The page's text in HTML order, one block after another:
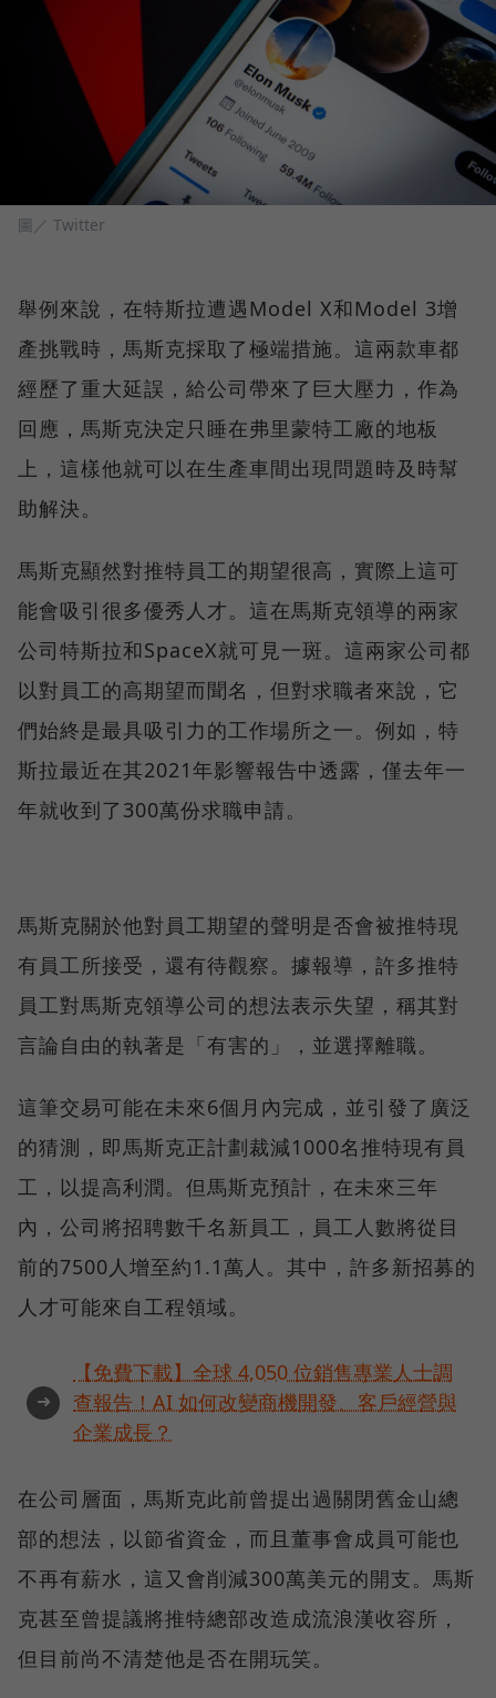
圖／ Twitter
舉例來說，在特斯拉遭遇Model X和Model 3增
產挑戰時，馬斯克採取了極端措施。這兩款車都
經歷了重大延誤，給公司帶來了巨大壓力，作為
回應，馬斯克決定只睡在弗里蒙特工廠的地板
上，這樣他就可以在生產車間出現問題時及時幫
助解決。
馬斯克顯然對推特員工的期望很高，實際上這可
能會吸引很多優秀人才。這在馬斯克領導的兩家
公司特斯拉和SpaceX就可見一斑。這兩家公司都
以對員工的高期望而聞名，但對求職者來說，它
們始終是最具吸引力的工作場所之一。例如，特
斯拉最近在其2021年影響報告中透露，僅去年一
年就收到了300萬份求職申請。
馬斯克關於他對員工期望的聲明是否會被推特現
有員工所接受，還有待觀察。據報導，許多推特
員工對馬斯克領導公司的想法表示失望，稱其對
言論自由的執著是「有害的」，並選擇離職。
這筆交易可能在未來6個月內完成，並引發了廣泛
的猜測，即馬斯克正計劃裁減1000名推特現有員
工，以提高利潤。但馬斯克預計，在未來三年
內，公司將招聘數千名新員工，員工人數將從目
前的7500人增至約1.1萬人。其中，許多新招募的
人才可能來自工程領域。
➜
【免費下載】全球 4,050 位銷售專業人士調
查報告！AI 如何改變商機開發、客戶經營與
企業成長？
在公司層面，馬斯克此前曾提出過關閉舊金山總
部的想法，以節省資金，而且董事會成員可能也
不再有薪水，這又會削減300萬美元的開支。馬斯
克甚至曾提議將推特總部改造成流浪漢收容所，
但目前尚不清楚他是否在開玩笑。